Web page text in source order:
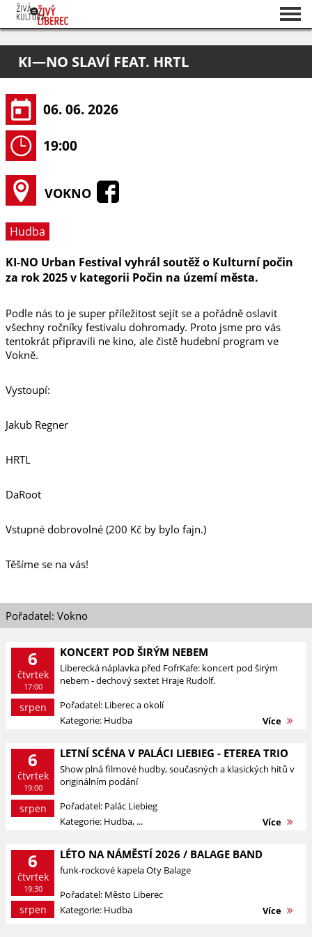
O projektu
Pořadatelé
KI—NO SLAVÍ FEAT. HRTL
06. 06. 2026
19:00
VOKNO
Hudba
KI-NO Urban Festival vyhrál soutěž o Kulturní počin
za rok 2025 v kategorii Počin na území města.
Podle nás to je super příležitost sejít se a pořádně oslavit
všechny ročníky festivalu dohromady. Proto jsme pro vás
tentokrát připravili ne kino, ale čistě hudební program ve
Vokně.
Vystoupí:
Jakub Regner
HRTL
DaRoot
Vstupné dobrovolné (200 Kč by bylo fajn.)
Těšíme se na vás!
Pořadatel: Vokno
6
čtvrtek
17:00
srpen
KONCERT POD ŠIRÝM NEBEM
Liberecká náplavka před FofrKafe: koncert pod širým
nebem - dechový sextet Hraje Rudolf.
Pořadatel: Liberec a okolí
Kategorie: Hudba
Více
6
čtvrtek
19:00
srpen
LETNÍ SCÉNA V PALÁCI LIEBIEG - ETEREA TRIO
Show plná filmové hudby, současných a klasických hitů v
originálním podání
Pořadatel: Palác Liebieg
Kategorie: Hudba, ...
Více
6
čtvrtek
19:30
srpen
LÉTO NA NÁMĚSTÍ 2026 / BALAGE BAND
funk-rockové kapela Oty Balage
Pořadatel: Město Liberec
Kategorie: Hudba
Více